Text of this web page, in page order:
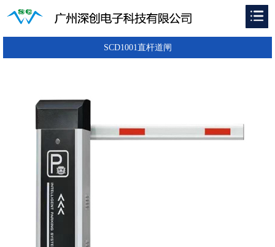
SCD1001直杆道闸